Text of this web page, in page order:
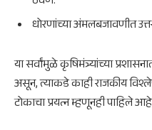
धोरणांच्या अंमलबजावणीत
या सर्वांमुळे कृषिमंत्र्यांच्या
असून, त्याकडे काही राजकीय
टोकाचा प्रयत्न म्हणूनही पाहिले